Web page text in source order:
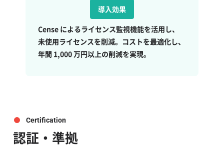
導入効果
Cense によるライセンス監視機能を活用し、
未使用ライセンスを削減。コストを最適化し、
年間 1,000 万円以上の削減を実現。
Certification
認証・準拠